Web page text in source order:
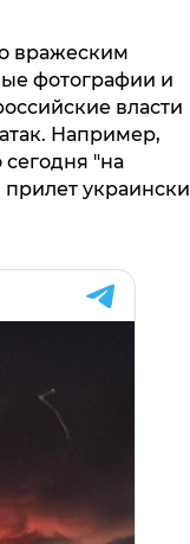
вражеским
фотографии и
власти
Например,
"на